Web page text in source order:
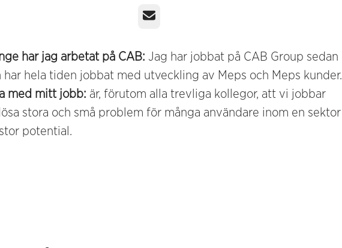
E-post
har jag arbetat på CAB: Jag har jobbat på CAB Group sedan
har hela tiden jobbat med utveckling av Meps och Meps kunder.
med mitt jobb: är, förutom alla trevliga kollegor, att vi jobbar
stora och små problem för många användare inom en sektor
potential.